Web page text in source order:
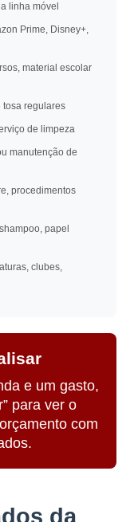
linha móvel
Prime, Disney+,
material escolar
regulares
de limpeza
manutenção de
procedimentos
papel
clubes,
e um gasto,
para ver o
com